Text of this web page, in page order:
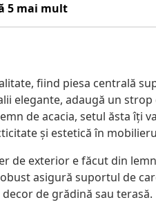
5 mai mult
fiind piesa centrală
elegante, adaugă un
de acacia, setul ăsta îți
și estetică în
de exterior e făcut din
asigură suportul de
de grădină sau terasă.